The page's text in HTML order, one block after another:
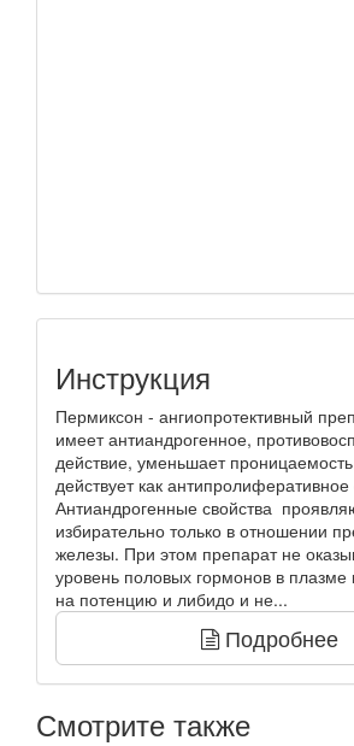
Инструкция
Пермиксон - ангиопротективный
имеет антиандрогенное,
действие, уменьшает
действует как антипролиферативное
Антиандрогенные свойства
избирательно только в отношении
железы. При этом препарат не
уровень половых гормонов в плазме
на потенцию и либидо и не...
Подробнее
Смотрите также